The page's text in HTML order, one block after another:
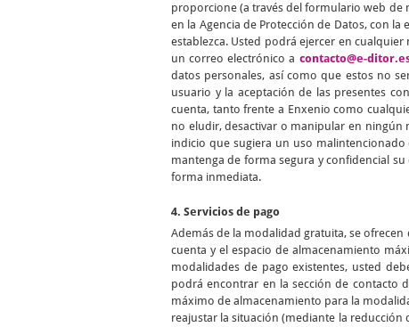
proporcione (a través del formulario web de
en la Agencia de Protección de Datos, con
establezca. Usted podrá ejercer en
un correo electrónico a contacto@e-
datos personales, así como que estos no
usuario y la aceptación de las presentes
cuenta, tanto frente a Enxenio como
no eludir, desactivar o manipular en ningún
indicio que sugiera un uso
mantenga de forma segura y confidencial
forma inmediata.
4. Servicios de pago
Además de la modalidad gratuita, se
cuenta y el espacio de almacenamiento
modalidades de pago existentes, usted
podrá encontrar en la sección de contacto
máximo de almacenamiento para la
reajustar la situación (mediante la